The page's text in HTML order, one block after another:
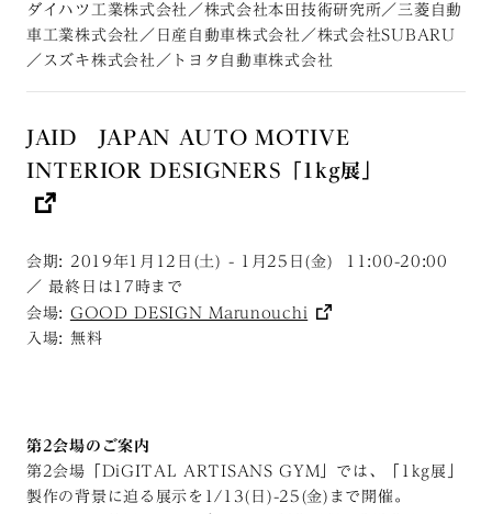
ダイハツ工業株式会社／株式会社本田技術研究所／三菱自動
車工業株式会社／日産自動車株式会社／株式会社SUBARU
／スズキ株式会社／トヨタ自動車株式会社
JAID JAPAN AUTO MOTIVE
INTERIOR DESIGNERS「1kg展」
会期: 2019年1月12日(土) - 1月25日(金) 11:00-20:00
／ 最終日は17時まで
会場: GOOD DESIGN Marunouchi
入場: 無料
第2会場のご案内
第2会場「DiGITAL ARTISANS GYM」では、「1kg展」
製作の背景に迫る展示を1/13(日)-25(金)まで開催。